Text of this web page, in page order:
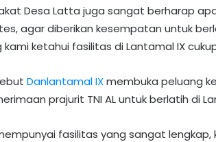
Desa Latta juga sangat berharap
agar diberikan kesempatan untuk
ketahui fasilitas di Lantamal IX
Danlantamal IXmembuka peluang
prajurit TNI AL untuk berlatih di
fasilitas yang sangat